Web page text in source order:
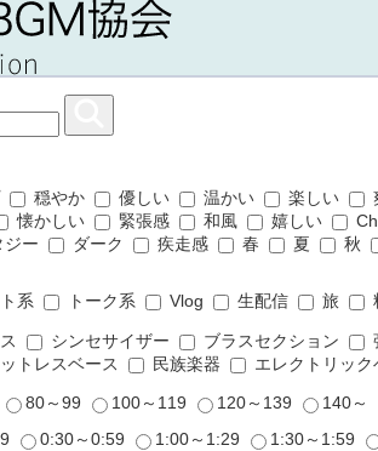
穏やか 優しい 温かい 楽しい
懐かしい
緊張感 和風 嬉しい
ー
ダーク 疾走感 春 夏 秋
系 トーク系 Vlog 生配信 旅
シンセサイザー ブラスセクション
トレスベース
民族楽器 エレクトリック
80～99 100～119 120～139
140～
0:30～0:59 1:00～1:29 1:30～1:59